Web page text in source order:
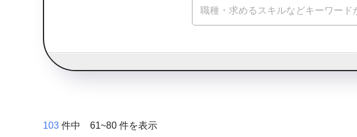
103 件中 61~80 件を表示